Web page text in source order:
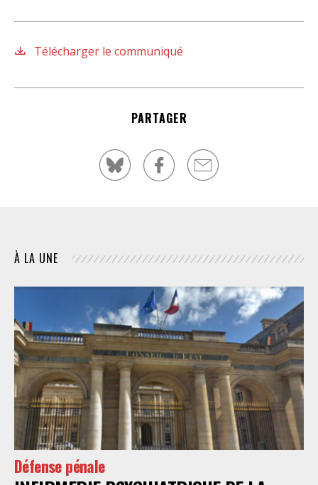
Télécharger le communiqué
PARTAGER
À LA UNE
Défense pénale